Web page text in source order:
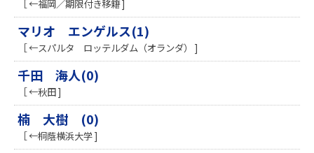
［ ←福岡／期限付き移籍 ]
マリオ エンゲルス(1)
［ ←スパルタ ロッテルダム（オランダ） ]
千田 海人(0)
［ ←秋田 ]
楠 大樹 (0)
［ ←桐蔭横浜大学 ]